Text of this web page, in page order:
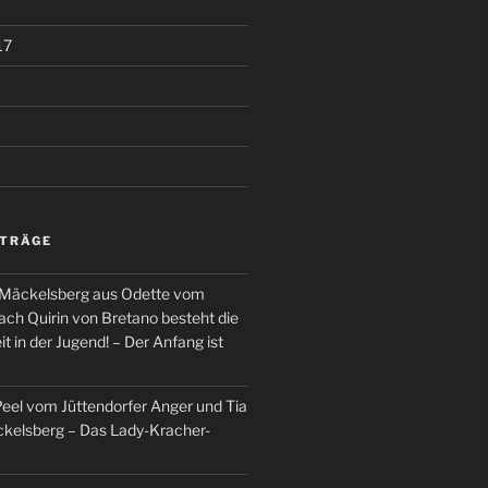
aus Odette vom
Quirin von Bretano besteht die
in der Jugend! – Der Anfang ist
vom Jüttendorfer Anger und Tia
– Das Lady-Kracher-